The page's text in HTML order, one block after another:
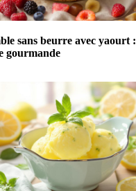
sans beurre avec yaourt :
gourmande